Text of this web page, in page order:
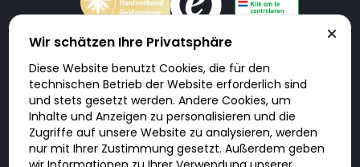
Doktorabc.com ist eine Vermittlungsplattform. Doktorabc ist ausdrücklich
keine Internetapotheke. Doktorabc bietet keine Medikamente oder
sonstige Produkte an oder liefert diese. Jegliche Informationen zu
Produkten, Medikamenten und Preisen auf der Internetseite beinhalten
kein Angebot von Doktorabc an Sie. Für die Einhaltung der in Ihrem Land
geltenden Gesetze und sonstigen Rechtsvorschriften sind Sie als Nutzer
selbst verantwortlich. Die Nutzung unseres Services auf Doktorabc durch
Sie erfolgt auf eigenes Risiko und in eigener Verantwortung. Sie erklären,
diese Internetseite aus eigener Initiative zu besuchen und zu nutzen.
Wir schätzen Ihre Privatsphäre
Diese Website benutzt Cookies, die für den
technischen Betrieb der Website erforderlich sind
und stets gesetzt werden. Andere Cookies, um
Inhalte und Anzeigen zu personalisieren und die
Zugriffe auf unsere Website zu analysieren, werden
nur mit Ihrer Zustimmung gesetzt. Außerdem geben